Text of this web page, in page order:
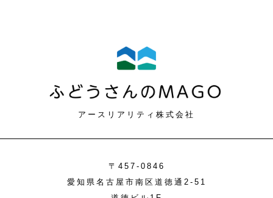
アースリアリティ株式会社
〒457-0846
愛知県名古屋市南区道徳通2-51